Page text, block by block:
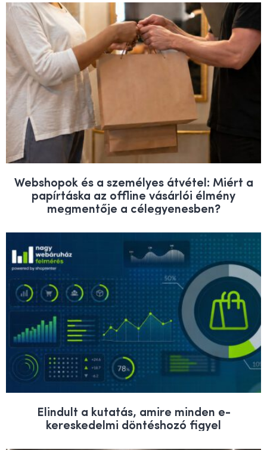
Webshopok és a személyes átvétel: Miért a
papírtáska az offline vásárlói élmény
megmentője a célegyenesben?
Elindult a kutatás, amire minden e-
kereskedelmi döntéshozó figyel